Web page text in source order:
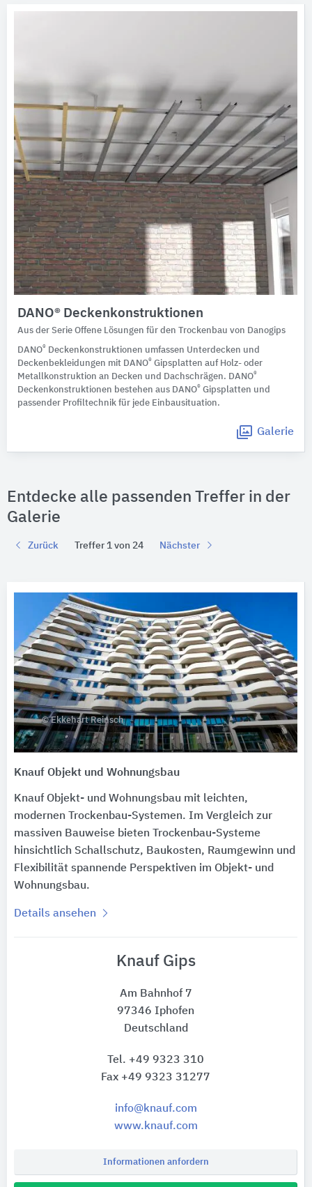
DANO® Deckenkonstruktionen
Aus der Serie Offene Lösungen für den Trockenbau von Danogips
DANO® Deckenkonstruktionen umfassen Unterdecken und
Deckenbekleidungen mit DANO® Gipsplatten auf Holz- oder
Metallkonstruktion an Decken und Dachschrägen. DANO®
Deckenkonstruktionen bestehen aus DANO® Gipsplatten und
passender Profiltechnik für jede Einbausituation.
Galerie
Entdecke alle passenden Treffer in der
Galerie
Zurück Treffer 1 von 24 Nächster
© Ekkehart Reinsch
Knauf Objekt und Wohnungsbau
Knauf Objekt- und Wohnungsbau mit leichten,
modernen Trockenbau-Systemen. Im Vergleich zur
massiven Bauweise bieten Trockenbau-Systeme
hinsichtlich Schallschutz, Baukosten, Raumgewinn und
Flexibilität spannende Perspektiven im Objekt- und
Wohnungsbau.
Details ansehen
Knauf Gips
Am Bahnhof 7
97346 Iphofen
Deutschland
Tel. +49 9323 310
Fax +49 9323 31277
info@knauf.com
www.knauf.com
Informationen anfordern